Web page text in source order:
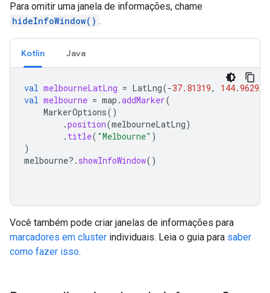
Para omitir uma janela de informações, chame
hideInfoWindow() .
Kotlin Java
val melbourneLatLng = LatLng(-37.81319, 144.96298
val melbourne = map .addMarker(
MarkerOptions()
.position(melbourneLatLng)
. title( "Melbourne" )
)
melbourne?. showInfoWindow()
Você também pode criar janelas de informações para
marcadores em cluster individuais. Leia o guia para saber
como fazer isso.